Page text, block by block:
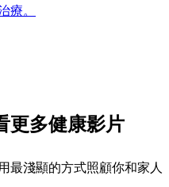
療。
更多健康影片
最淺顯的方式照顧你和家人